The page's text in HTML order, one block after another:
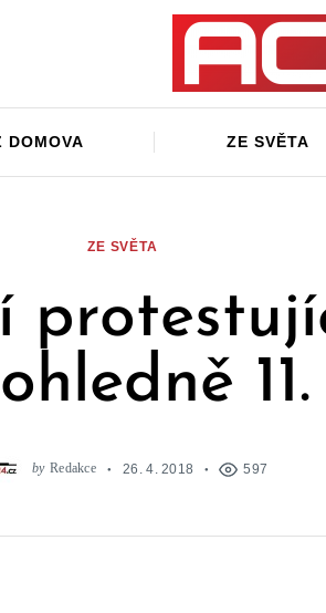
DOMOVA ZE SVĚTA
ZE SVĚTA
by Redakce 26. 4. 2018 597